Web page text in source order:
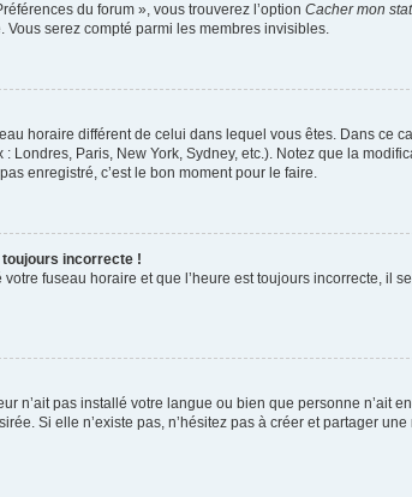
du forum », vous trouverez l’option Cacher mon
serez compté parmi les membres invisibles.
horaire différent de celui dans lequel vous êtes. Dans ce
Londres, Paris, New York, Sydney, etc.). Notez que la
enregistré, c’est le bon moment pour le faire.
toujours incorrecte !
fuseau horaire et que l’heure est toujours incorrecte, il
n’ait pas installé votre langue ou bien que personne n’ait
Si elle n’existe pas, n’hésitez pas à créer et partager